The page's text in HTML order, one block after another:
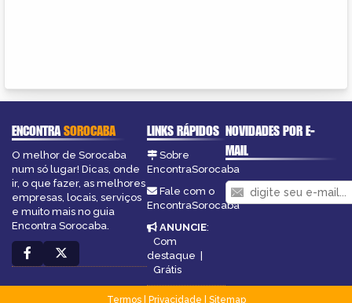
ENCONTRASOROCABA
O melhor de Sorocaba
num só lugar! Dicas, onde
ir, o que fazer, as melhores
empresas, locais, serviços
e muito mais no guia
Encontra Sorocaba.
LINKS RÁPIDOS
Sobre
EncontraSorocaba
Fale com o
EncontraSorocaba
ANUNCIE:
Com
destaque |
Grátis
NOVIDADES POR E-
MAIL
Termos| Privacidade
Sitemap